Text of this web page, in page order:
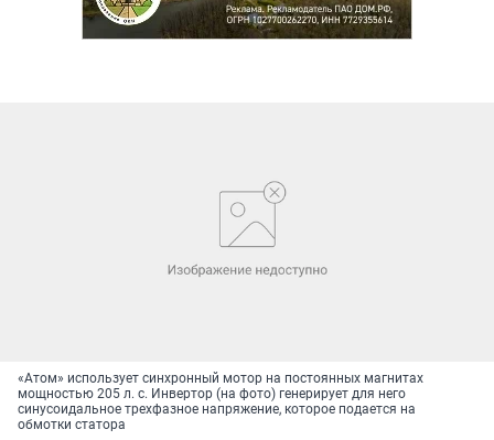
«Атом» использует синхронный мотор на постоянных магнитах
мощностью 205 л. с. Инвертор (на фото) генерирует для него
синусоидальное трехфазное напряжение, которое подается на
обмотки статора